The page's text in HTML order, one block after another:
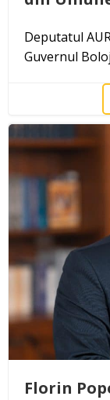
Deputatul
Guvernul
Florin